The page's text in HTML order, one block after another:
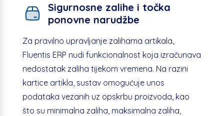
Sigurnosne zalihe i točka
ponovne narudžbe
Za pravilno upravljanje zalihama artikala,
Fluentis ERP nudi funkcionalnost koja izračunava
nedostatak zaliha tijekom vremena. Na razini
kartice artikla, sustav omogućuje unos
podataka vezanih uz opskrbu proizvoda, kao
što su minimalna zaliha, maksimalna zaliha,